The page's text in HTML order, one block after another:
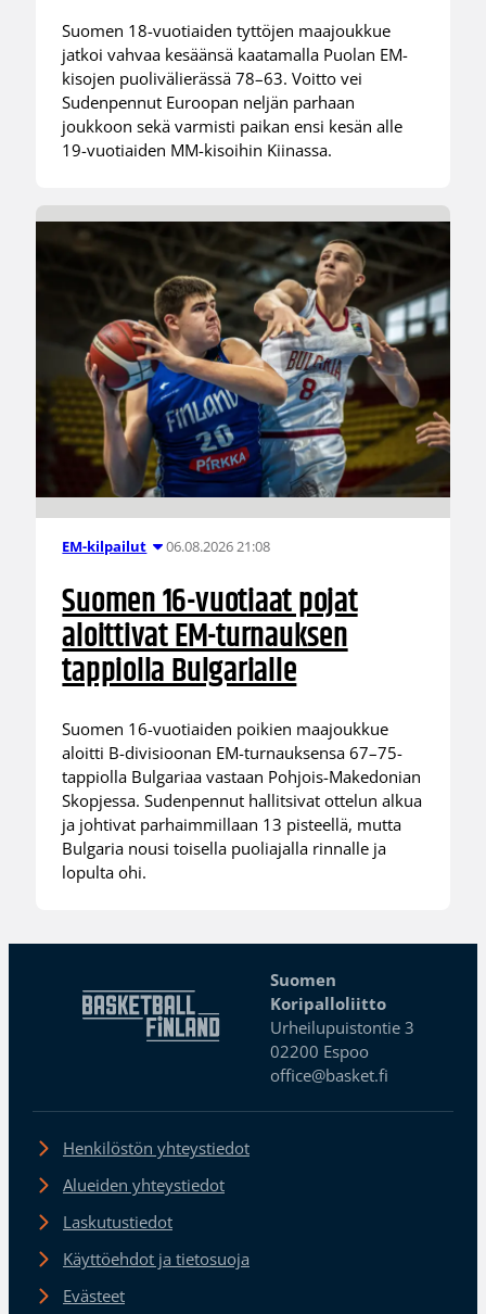
Suomen 18-vuotiaiden tyttöjen maajoukkue
jatkoi vahvaa kesäänsä kaatamalla Puolan EM-
kisojen puolivälierässä 78–63. Voitto vei
Sudenpennut Euroopan neljän parhaan
joukkoon sekä varmisti paikan ensi kesän alle
19-vuotiaiden MM-kisoihin Kiinassa.
EM-kilpailut 06.08.2026 21:08
Suomen 16-vuotiaat pojat
aloittivat EM-turnauksen
tappiolla Bulgarialle
Suomen 16-vuotiaiden poikien maajoukkue
aloitti B-divisioonan EM-turnauksensa 67–75-
tappiolla Bulgariaa vastaan Pohjois-Makedonian
Skopjessa. Sudenpennut hallitsivat ottelun alkua
ja johtivat parhaimmillaan 13 pisteellä, mutta
Bulgaria nousi toisella puoliajalla rinnalle ja
lopulta ohi.
Suomen
Koripalloliitto
Urheilupuistontie 3
02200 Espoo
office@basket.fi
Henkilöstön yhteystiedot
Alueiden yhteystiedot
Laskutustiedot
Käyttöehdot ja tietosuoja
Evästeet